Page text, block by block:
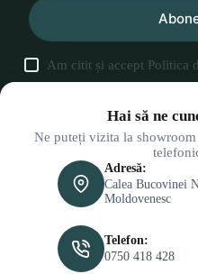
Am citit și accept Politica
Hai să ne
Ne puteți vizita la showroom
Adresă:
Calea Bucovinei
Moldovenesc
Telefon:
0750 418 428